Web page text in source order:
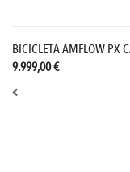
9.999,00 €